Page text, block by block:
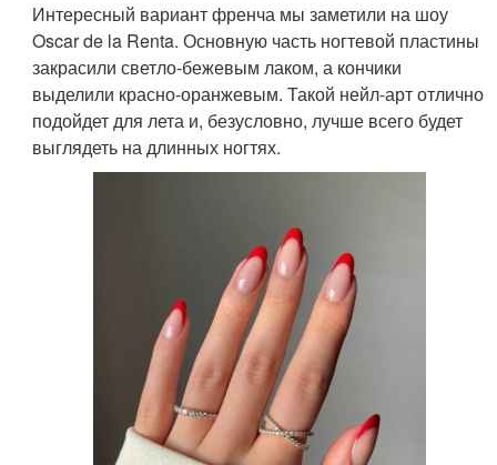
Интересный вариант френча мы заметили на шоу
Oscar de la Renta. Основную часть ногтевой пластины
закрасили светло-бежевым лаком, а кончики
выделили красно-оранжевым. Такой нейл-арт отлично
подойдет для лета и, безусловно, лучше всего будет
выглядеть на длинных ногтях.